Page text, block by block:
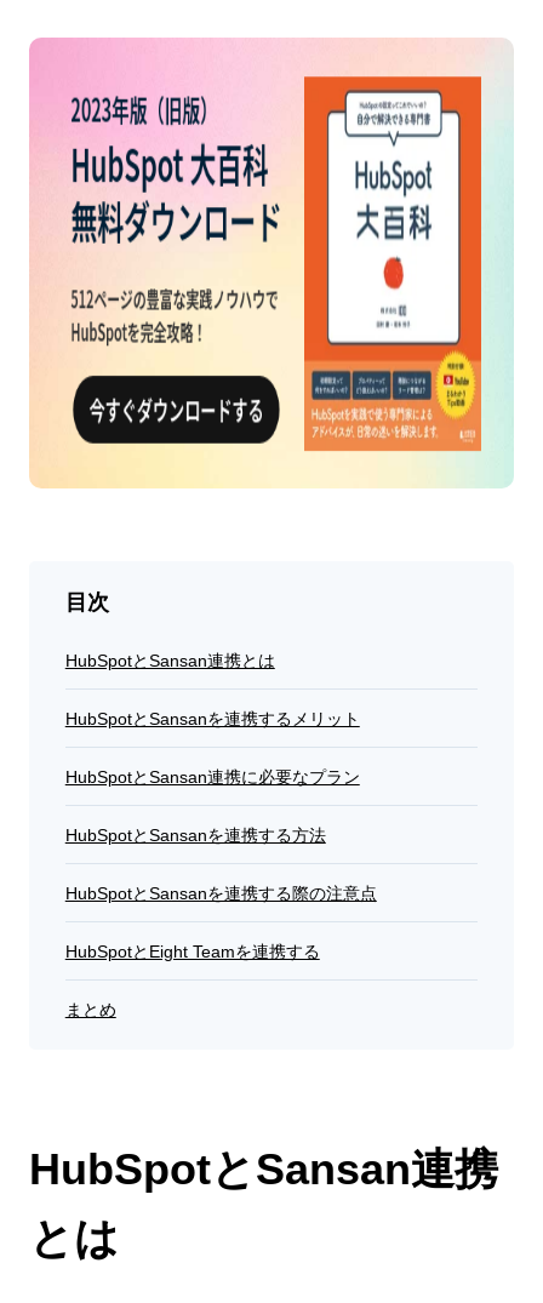
目次
HubSpotとSansan連携とは
HubSpotとSansanを連携するメリット
HubSpotとSansan連携に必要なプラン
HubSpotとSansanを連携する方法
HubSpotとSansanを連携する際の注意点
HubSpotとEight Teamを連携する
まとめ
HubSpotとSansan連携
とは